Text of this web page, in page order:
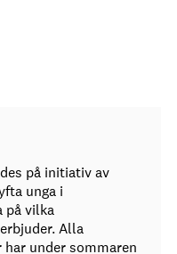
på initiativ av
unga i
på vilka
Alla
har under sommaren